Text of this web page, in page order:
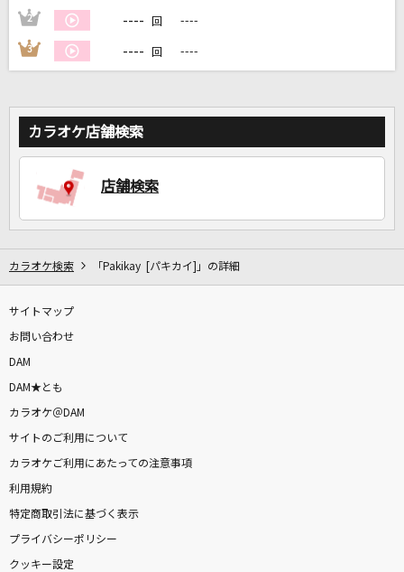
カラオケをもっと楽しもう！
2 ---- 回 ----
3 ---- 回 ----
カラオケ店舗検索
店舗検索
カラオケ検索 「Pakikay [パキカイ]」の詳細
サイトマップ
お問い合わせ
DAM
DAM★とも
カラオケ＠DAM
サイトのご利用について
カラオケご利用にあたっての注意事項
利用規約
特定商取引法に基づく表示
プライバシーポリシー
クッキー設定